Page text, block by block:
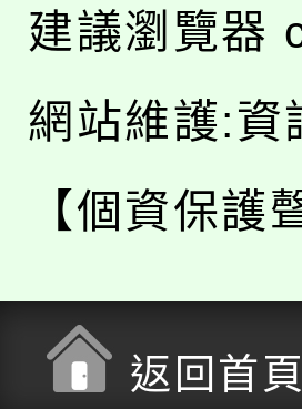
建議瀏覽器
網站維護:資
【個資保護
返回首頁